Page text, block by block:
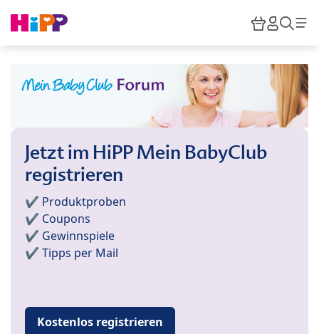
HiPP
Jetzt im HiPP Mein BabyClub
registrieren
✔️ Produktproben
✔️ Coupons
✔️ Gewinnspiele
✔️ Tipps per Mail
Kostenlos registrieren